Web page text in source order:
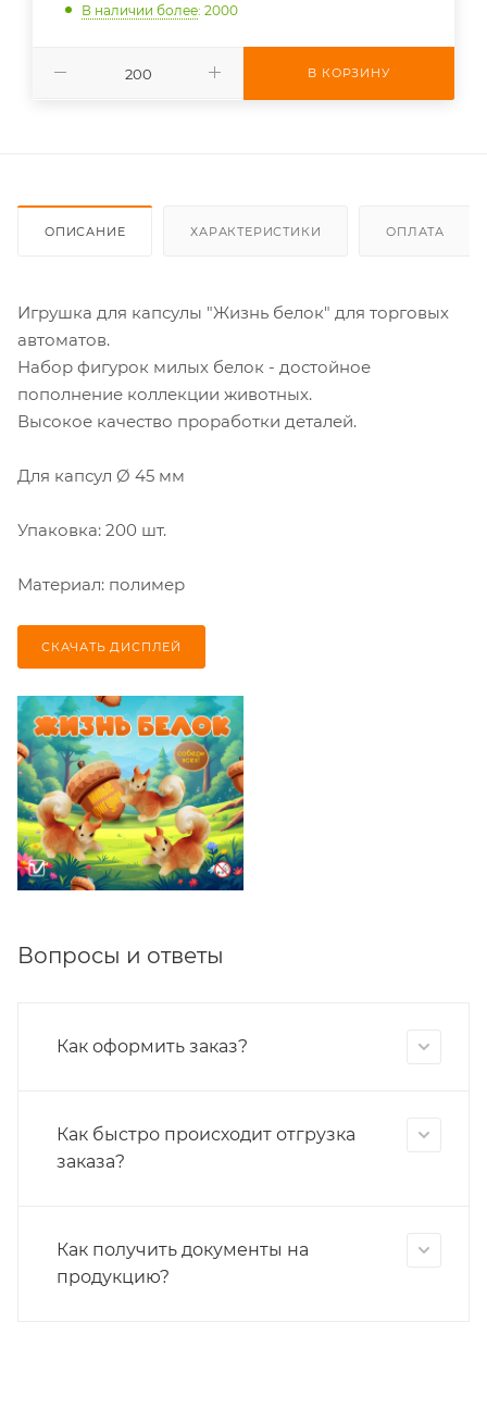
В наличии более: 2000
В КОРЗИНУ
ОПИСАНИЕ ХАРАКТЕРИСТИКИ ОПЛАТА
Игрушка для капсулы "Жизнь белок" для торговых
автоматов.
Набор фигурок милых белок - достойное
пополнение коллекции животных.
Высокое качество проработки деталей.
Для капсул Ø 45 мм
Упаковка: 200 шт.
Материал: полимер
СКАЧАТЬ ДИСПЛЕЙ
Вопросы и ответы
Как оформить заказ?
Как быстро происходит отгрузка
заказа?
Как получить документы на
продукцию?